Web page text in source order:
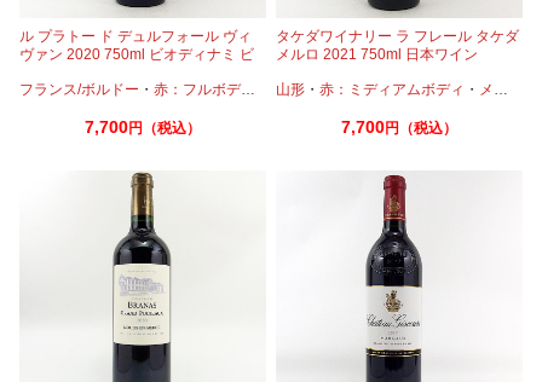
ル プラトー ド デュルフォール ヴィ
ヴァン 2020 750ml ビオディナミ ビ
フランス/ボルドー ・ 赤：フルボディ カベルネ・ メルロー
7,700円（税込）
タケダワイナリー ラ フレール タケダ
メルロ 2021 750ml 日本ワイン
山形 ・赤：ミディアムボディ ・ メルロー
7,700円（税込）